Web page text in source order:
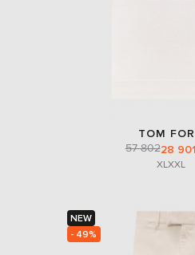
TOM
57 80228
XLXXL
NEW
- 49%